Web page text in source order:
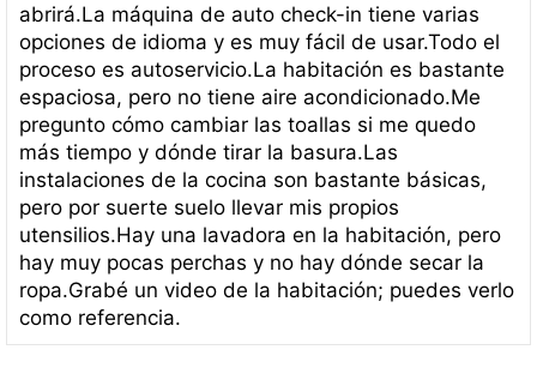
abrirá.La máquina de auto check-in tiene varias
opciones de idioma y es muy fácil de usar.Todo el
proceso es autoservicio.La habitación es bastante
espaciosa, pero no tiene aire acondicionado.Me
pregunto cómo cambiar las toallas si me quedo
más tiempo y dónde tirar la basura.Las
instalaciones de la cocina son bastante básicas,
pero por suerte suelo llevar mis propios
utensilios.Hay una lavadora en la habitación, pero
hay muy pocas perchas y no hay dónde secar la
ropa.Grabé un video de la habitación; puedes verlo
como referencia.